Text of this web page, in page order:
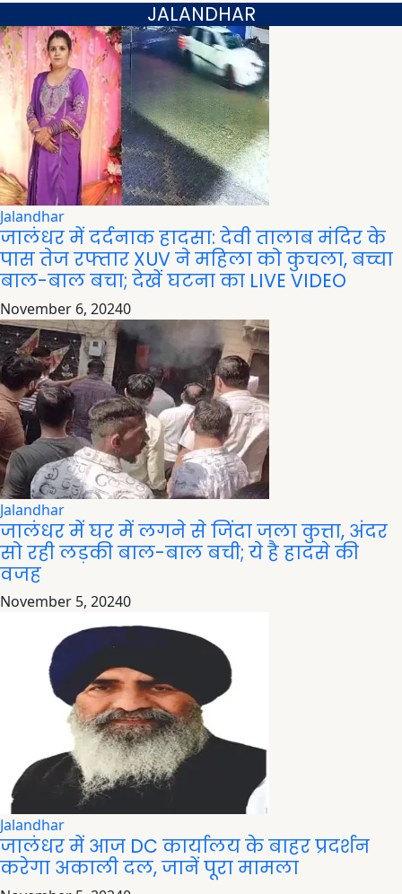
JALANDHAR
Jalandhar
जालंधर में दर्दनाक हादसा: देवी तालाब मंदिर के
पास तेज रफ्तार XUV ने महिला को कुचला, बच्चा
बाल-बाल बचा; देखें घटना का LIVE VIDEO
November 6, 20240
Jalandhar
जालंधर में घर में लगने से जिंदा जला कुत्ता, अंदर
सो रही लड़की बाल-बाल बची; ये है हादसे की
वजह
November 5, 20240
Jalandhar
जालंधर में आज DC कार्यालय के बाहर प्रदर्शन
करेगा अकाली दल, जानें पूरा मामला